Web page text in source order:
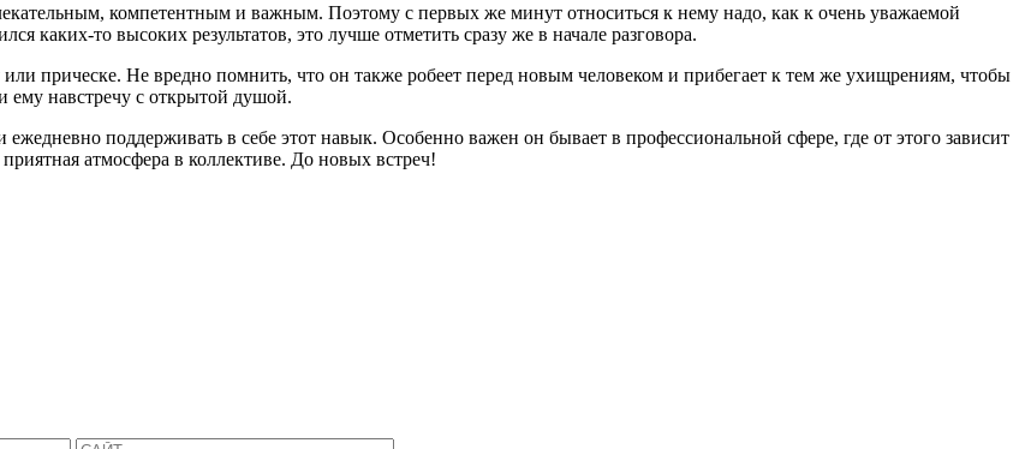
компетентным и важным. Поэтому с первых же минут относиться к нему надо, как к очень уважаемой
каких-то высоких результатов, это лучше отметить сразу же в начале разговора.
прическе. Не вредно помнить, что он также робеет перед новым человеком и прибегает к тем же ухищрениям, чтобы
ему навстречу с открытой душой.
поддерживать в себе этот навык. Особенно важен он бывает в профессиональной сфере, где от этого зависит
атмосфера в коллективе. До новых встреч!